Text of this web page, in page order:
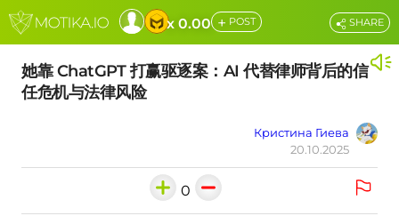
x 0.00 + POST
她靠 ChatGPT 打赢驱逐案：AI 代替律师背后的信
任危机与法律风险
Кристина Гиева
20.10.2025
SHARE
0